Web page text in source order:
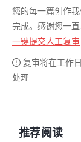
您的每一篇创作
完成。感谢您一
一键提交人工复审
复审将在工作
处理
推荐阅读